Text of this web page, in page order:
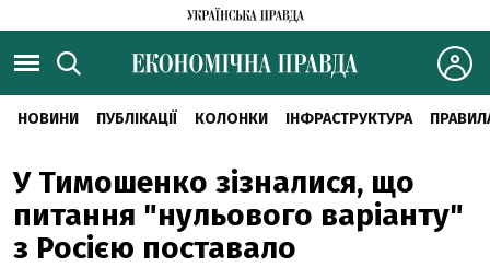
НОВИНИ ПУБЛІКАЦІЇ КОЛОНКИ ІНФРАСТРУКТУРА
У Тимошенко зізналися, що
питання "нульового варіанту"
з Росією поставало